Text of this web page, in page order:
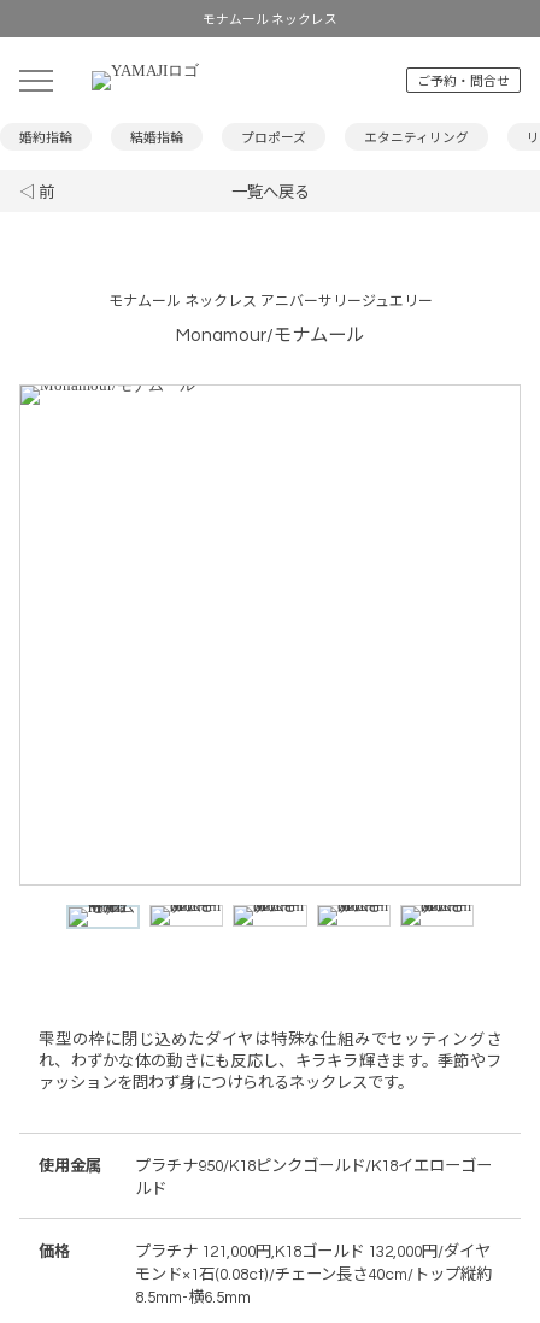
モナムール ネックレス
ご予約・問合せ
婚約指輪 結婚指輪 プロポーズ エタニティリング
◁ 前 一覧へ戻る
モナムール ネックレス アニバーサリージュエリー
Monamour/モナムール
雫型の枠に閉じ込めたダイヤは特殊な仕組みでセッティングさ
れ、わずかな体の動きにも反応し、キラキラ輝きます。季節やフ
ァッションを問わず身につけられるネックレスです。
使用金属
プラチナ950/K18ピンクゴールド/K18イエローゴー
ルド
価格
プラチナ 121,000円,K18ゴールド 132,000円/ダイヤ
モンド×1石(0.08ct)/チェーン長さ40cm/トップ縦約
8.5mm-横6.5mm